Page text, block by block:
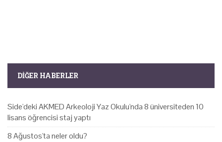
DIĞER HABERLER
Side'deki AKMED Arkeoloji Yaz Okulu'nda 8 üniversiteden 10
lisans öğrencisi staj yaptı
8 Ağustos'ta neler oldu?